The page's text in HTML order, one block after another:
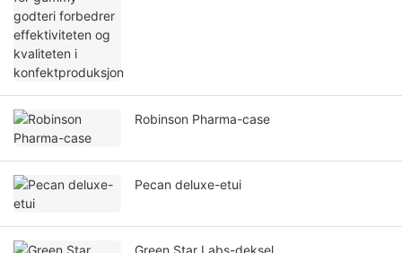
Robinson Pharma-case
Pecan deluxe-etui
Green Star Labs-deksel